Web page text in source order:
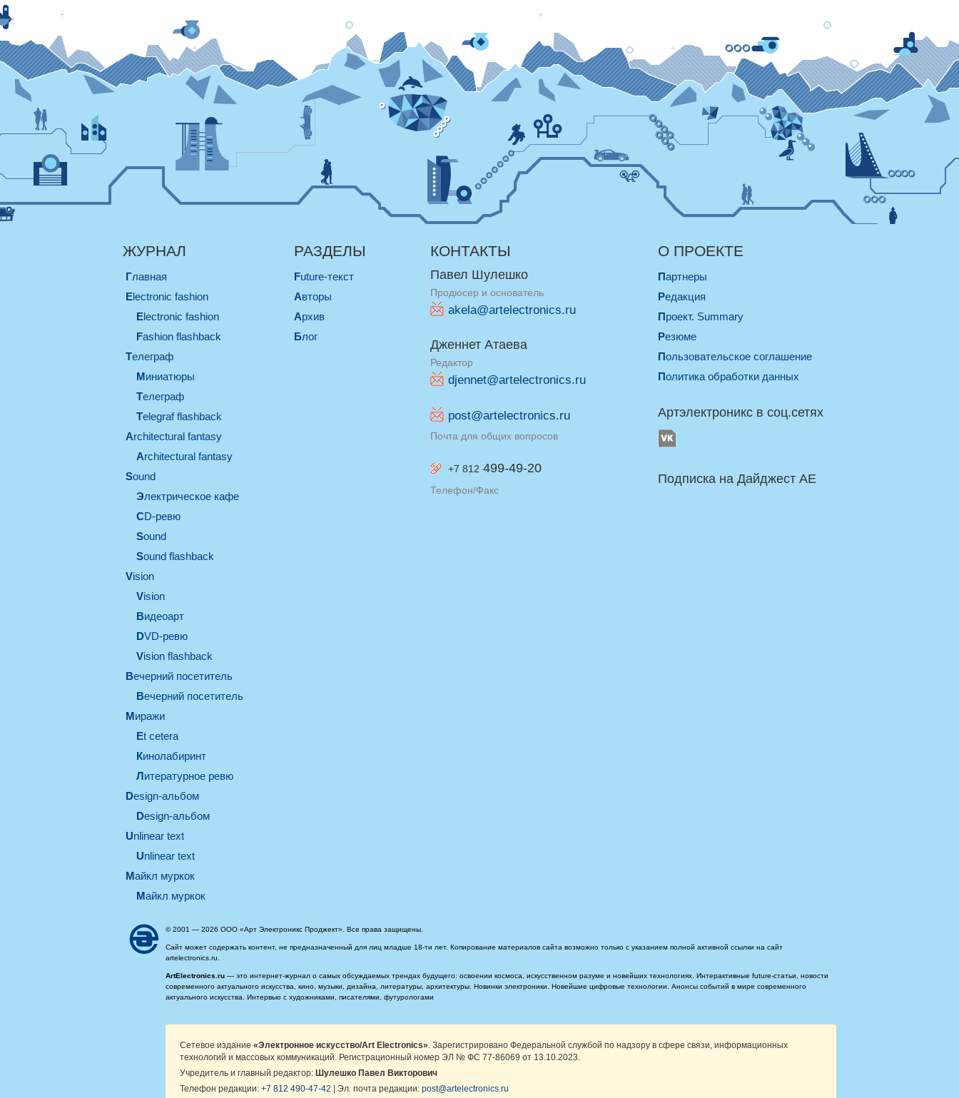
ЖУРНАЛ
Главная
electronic fashion
electronic fashion
Fashion flashback
телеграф
миниатюры
телеграф
Telegraf flashback
architectural fantasy
architectural fantasy
sound
электрическое кафе
CD-ревю
sound
Sound flashback
vision
vision
видеоарт
DVD-ревю
Vision flashback
вечерний посетитель
вечерний посетитель
миражи
et cetera
кинолабиринт
литературное ревю
design-альбом
design-альбом
unlinear text
Unlinear text
майкл муркок
майкл муркок
РАЗДЕЛЫ
Future-текст
Авторы
Архив
Блог
КОНТАКТЫ
Павел Шулешко
Продюсер и основатель
akela@artelectronics.ru
Дженнет Атаева
Редактор
djennet@artelectronics.ru
post@artelectronics.ru
Почта для общих вопросов
+7 812 499-49-20
Телефон/Факс
О ПРОЕКТЕ
Партнеры
Редакция
Проект. Summary
Резюме
Пользовательское соглашение
Политика обработки данных
Артэлектроникс в соц.сетях
Подписка на Дайджест AE
© 2001 — 2026 ООО «Арт Электроникс Проджект». Все права защищены.
Сайт может содержать контент, не предназначенный для лиц младше 18-ти лет. Копирование материалов сайта возможно только с указанием полной активной ссылки на сайт
artelectronics.ru.
ArtElectronics.ru — это интернет-журнал о самых обсуждаемых трендах будущего: освоении космоса, искусственном разуме и новейших технологиях. Интерактивные future-статьи, новости
современного актуального искусства, кино, музыки, дизайна, литературы, архитектуры. Новинки электроники. Новейшие цифровые технологии. Анонсы событий в мире современного
актуального искусства. Интервью с художниками, писателями, футурологами
Сетевое издание «Электронное искусство/Art Electronics» . Зарегистрировано Федеральной службой по надзору в сфере связи, информационных
технологий и массовых коммуникаций. Регистрационный номер ЭЛ № ФС 77-86069 от 13.10.2023.
Учредитель и главный редактор: Шулешко Павел Викторович
Телефон редакции: +7 812 490-47-42 | Эл. почта редакции: post@artelectronics.ru